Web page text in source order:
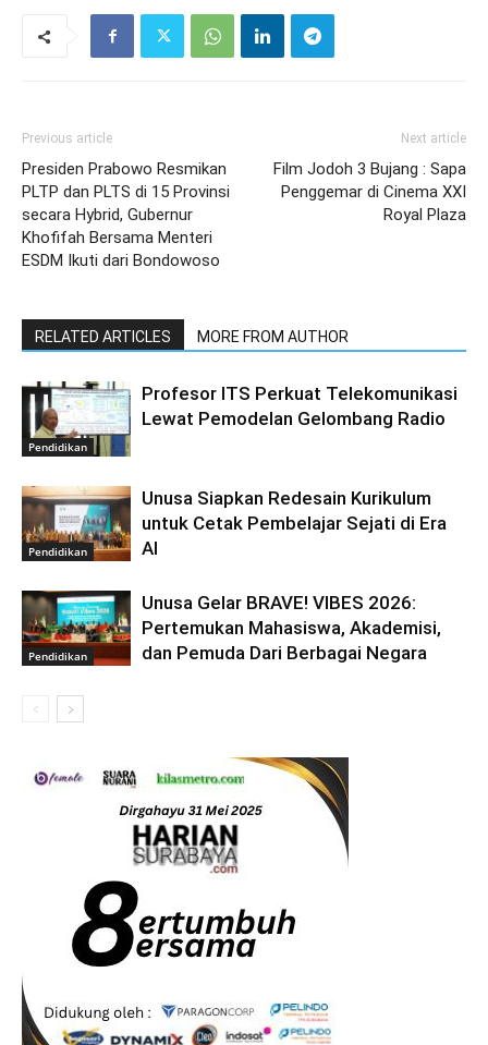
Previous article
Presiden Prabowo Resmikan
PLTP dan PLTS di 15 Provinsi
secara Hybrid, Gubernur
Khofifah Bersama Menteri
ESDM Ikuti dari Bondowoso
Next article
Film Jodoh 3 Bujang : Sapa
Penggemar di Cinema XXI
Royal Plaza
RELATED ARTICLES MORE FROM AUTHOR
Pendidikan
Profesor ITS Perkuat Telekomunikasi
Lewat Pemodelan Gelombang Radio
Pendidikan
Unusa Siapkan Redesain Kurikulum
untuk Cetak Pembelajar Sejati di Era
AI
Pendidikan
Unusa Gelar BRAVE! VIBES 2026:
Pertemukan Mahasiswa, Akademisi,
dan Pemuda Dari Berbagai Negara